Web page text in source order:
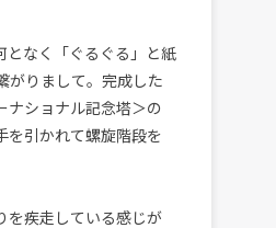
となく「ぐるぐる」と紙
がりまして。完成した
ナショナル記念塔＞の
を引かれて螺旋階段を
を疾走している感じが